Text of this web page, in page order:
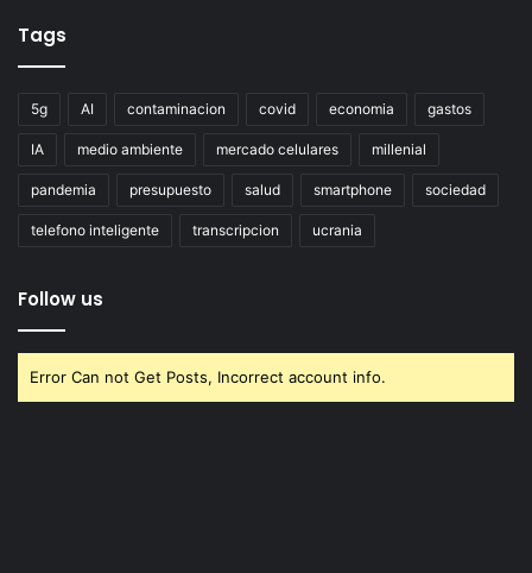
Tags
5g AI contaminacion covid economia gastos
IA medio ambiente mercado celulares millenial
pandemia presupuesto salud smartphone sociedad
telefono inteligente transcripcion ucrania
Follow us
Error Can not Get Posts, Incorrect account info.